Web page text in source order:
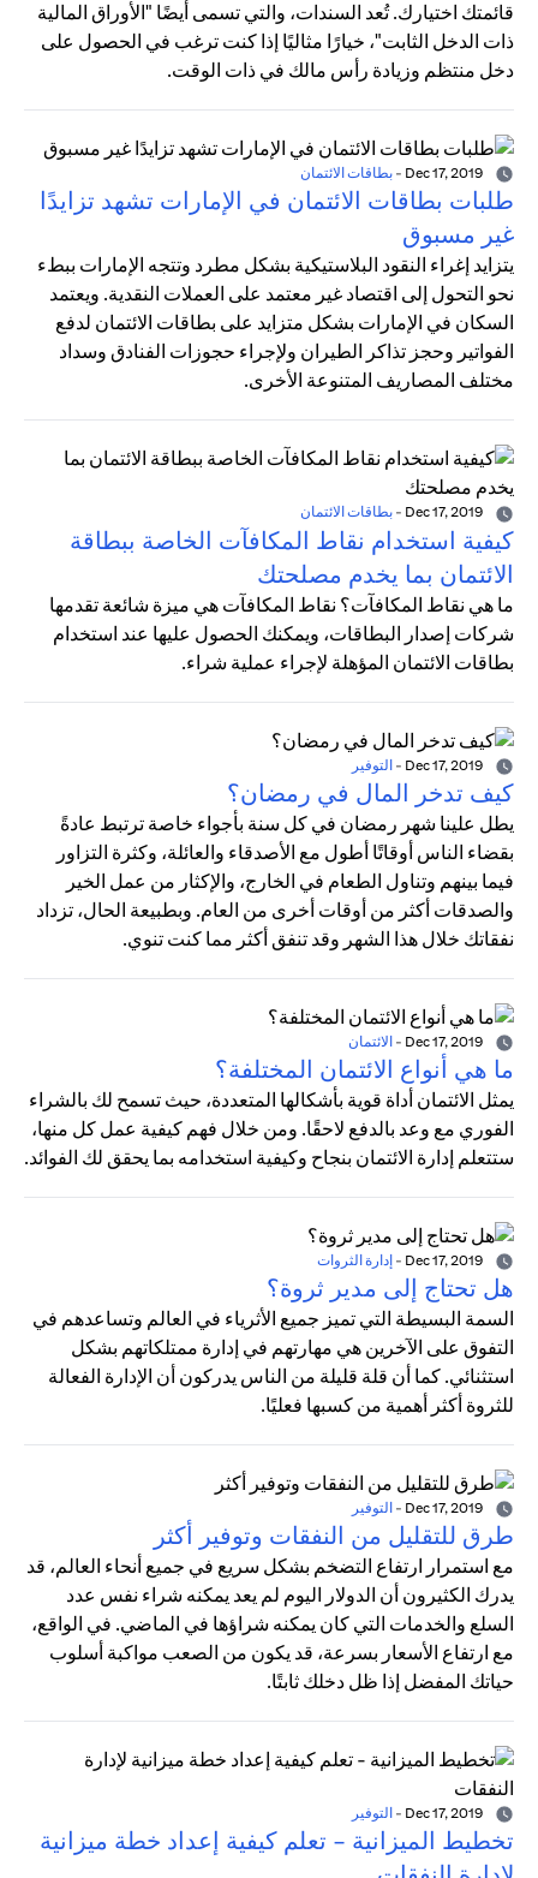
قائمتك اختيارك. تُعد السندات، والتي تسمى أيضًا "الأوراق المالية
ذات الدخل الثابت"، خيارًا مثاليًا إذا كنت ترغب في الحصول على
دخل منتظم وزيادة رأس مالك في ذات الوقت.
- بطاقات الائتمان
طلبات بطاقات الائتمان في الإمارات تشهد تزايدًا
غير مسبوق
يتزايد إغراء النقود البلاستيكية بشكل مطرد وتتجه الإمارات ببطء
نحو التحول إلى اقتصاد غير معتمد على العملات النقدية. ويعتمد
السكان في الإمارات بشكل متزايد على بطاقات الائتمان لدفع
الفواتير وحجز تذاكر الطيران ولإجراء حجوزات الفنادق وسداد
مختلف المصاريف المتنوعة الأخرى.
- بطاقات الائتمان
كيفية استخدام نقاط المكافآت الخاصة ببطاقة
الائتمان بما يخدم مصلحتك
ما هي نقاط المكافآت؟ نقاط المكافآت هي ميزة شائعة تقدمها
شركات إصدار البطاقات، ويمكنك الحصول عليها عند استخدام
بطاقات الائتمان المؤهلة لإجراء عملية شراء.
- التوفير
كيف تدخر المال في رمضان؟
يطل علينا شهر رمضان في كل سنة بأجواء خاصة ترتبط عادةً
بقضاء الناس أوقاتًا أطول مع الأصدقاء والعائلة، وكثرة التزاور
فيما بينهم وتناول الطعام في الخارج، والإكثار من عمل الخير
والصدقات أكثر من أوقات أخرى من العام. وبطبيعة الحال، تزداد
نفقاتك خلال هذا الشهر وقد تنفق أكثر مما كنت تنوي.
- الائتمان
ما هي أنواع الائتمان المختلفة؟
يمثل الائتمان أداة قوية بأشكالها المتعددة، حيث تسمح لك بالشراء
الفوري مع وعد بالدفع لاحقًا. ومن خلال فهم كيفية عمل كل منها،
ستتعلم إدارة الائتمان بنجاح وكيفية استخدامه بما يحقق لك الفوائد.
- إدارة الثروات
هل تحتاج إلى مدير ثروة؟
السمة البسيطة التي تميز جميع الأثرياء في العالم وتساعدهم في
التفوق على الآخرين هي مهارتهم في إدارة ممتلكاتهم بشكل
استثنائي. كما أن قلة قليلة من الناس يدركون أن الإدارة الفعالة
للثروة أكثر أهمية من كسبها فعليًا.
- التوفير
طرق للتقليل من النفقات وتوفير أكثر
مع استمرار ارتفاع التضخم بشكل سريع في جميع أنحاء العالم، قد
يدرك الكثيرون أن الدولار اليوم لم يعد يمكنه شراء نفس عدد
السلع والخدمات التي كان يمكنه شراؤها في الماضي. في الواقع،
مع ارتفاع الأسعار بسرعة، قد يكون من الصعب مواكبة أسلوب
حياتك المفضل إذا ظل دخلك ثابتًا.
- التوفير
تخطيط الميزانية - تعلم كيفية إعداد خطة ميزانية